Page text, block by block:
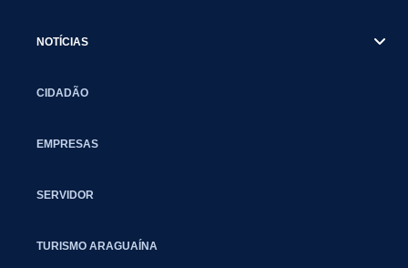
NOTÍCIAS
CIDADÃO
EMPRESAS
SERVIDOR
TURISMO ARAGUAÍNA